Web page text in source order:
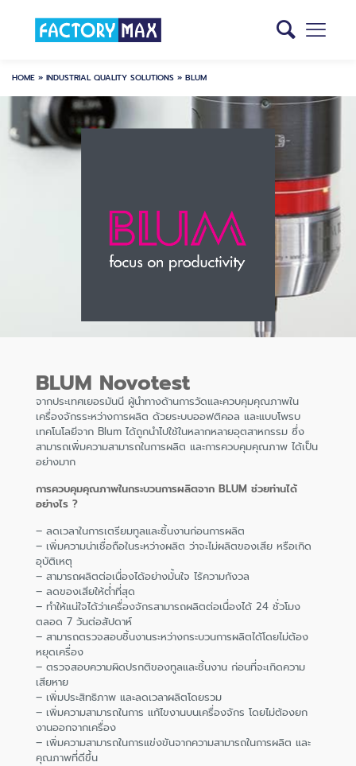
HOME » INDUSTRIAL QUALITY SOLUTIONS » BLUM
BLUM Novotest
จากประเทศเยอรมันนี ผู้นำทางด้านการวัดและควบคุมคุณภาพใน
เครื่องจักรระหว่างการผลิต ด้วยระบบออฟติคอล และแบบโพรบ
เทคโนโลยีจาก Blum ได้ถูกนำไปใช้ในหลากหลายอุตสาหกรรม ซึ่ง
สามารถเพิ่มความสามารถในการผลิต และการควบคุมคุณภาพ ได้เป็น
อย่างมาก
การควบคุมคุณภาพในกระบวนการผลิตจาก BLUM ช่วยท่านได้
อย่างไร ?
– ลดเวลาในการเตรียมทูลและชิ้นงานก่อนการผลิต
– เพิ่มความน่าเชื่อถือในระหว่างผลิต ว่าจะไม่ผลิตของเสีย หรือเกิด
อุบัติเหตุ
– สามารถผลิตต่อเนื่องได้อย่างมั้นใจ ไร้ความกังวล
– ลดของเสียให้ต่ำที่สุด
– ทำให้แน่ใจได้ว่าเครื่องจักรสามารถผลิตต่อเนื่องได้ 24 ชั่วโมง
ตลอด 7 วันต่อสัปดาห์
– สามารถตรวจสอบชิ้นงานระหว่างกระบวนการผลิตได้โดยไม่ต้อง
หยุดเครื่อง
– ตรวจสอบความผิดปรกติของทูลและชิ้นงาน ก่อนที่จะเกิดความ
เสียหาย
– เพิ่มประสิทธิภาพ และลดเวลาผลิตโดยรวม
– เพิ่มความสามารถในการ แก้ไขงานบนเครื่องจักร โดยไม่ต้องยก
งานออกจากเครื่อง
– เพิ่มความสามารถในการแข่งขันจากความสามารถในการผลิต และ
คุณภาพที่ดีขึ้น